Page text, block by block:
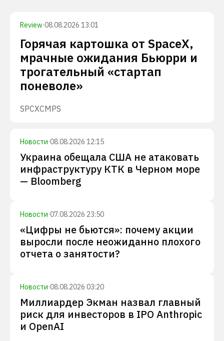
Review·08.08.2026 13:01
Горячая картошка от SpaceX,
мрачные ожидания Бьюрри и
трогательный «стартап
поневоле»
SPCXCMPS
Новости·08.08.2026 12:15
Украина обещала США не атаковать
инфраструктуру КТК в Черном море
— Bloomberg
Новости·07.08.2026 23:50
«Цифры не бьются»: почему акции
выросли после неожиданно плохого
отчета о занятости?
Новости·08.08.2026 03:20
Миллиардер Экман назвал главный
риск для инвесторов в IPO Anthropic
и OpenAI